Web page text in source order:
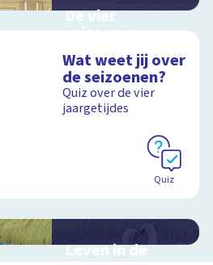
De vier
seizoenen
schoolplaat over de
seizoenen
Schoolplaat
Wat weet jij over
de seizoenen?
Quiz over de vier
jaargetijdes
Quiz
Leven in de